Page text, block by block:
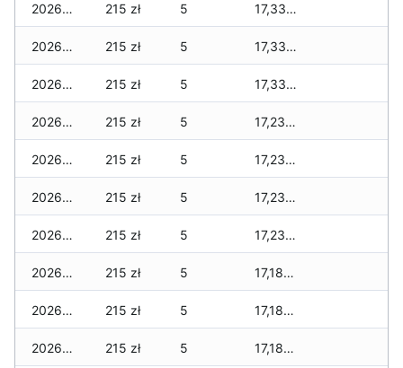
2026-05-26 215 zł 5 17,330 zł
2026-05-25 215 zł 5 17,330 zł
2026-05-24 215 zł 5 17,330 zł
2026-05-23 215 zł 5 17,230 zł
2026-05-22 215 zł 5 17,230 zł
2026-05-21 215 zł 5 17,230 zł
2026-05-20 215 zł 5 17,230 zł
2026-05-19 215 zł 5 17,180 zł
2026-05-18 215 zł 5 17,180 zł
2026-05-17 215 zł 5 17,180 zł